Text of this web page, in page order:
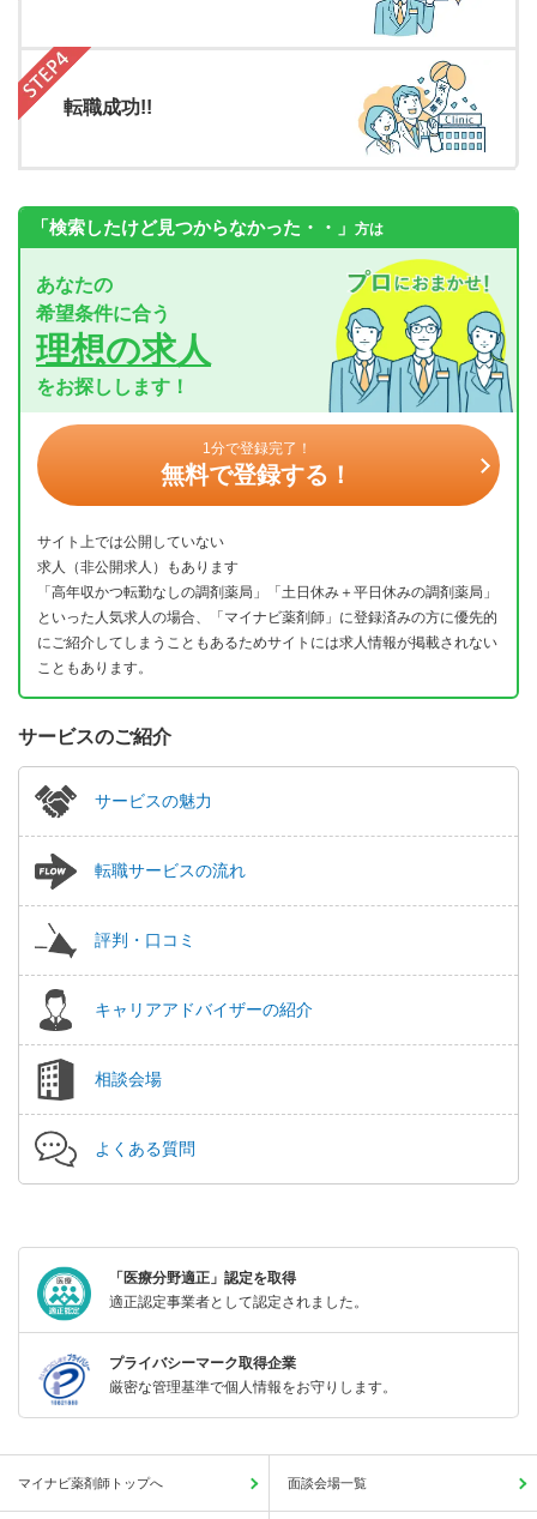
転職成功!!
「検索したけど見つからなかった・・」 方は
あなたの
希望条件に合う
理想の求人
をお探しします！
1分で登録完了！
無料で登録する！
サイト上では公開していない
求人（非公開求人）もあります
「高年収かつ転勤なしの調剤薬局」「土日休み＋平日休みの調剤薬局」
といった人気求人の場合、「マイナビ薬剤師」に登録済みの方に優先的
にご紹介してしまうこともあるためサイトには求人情報が掲載されない
こともあります。
サービスのご紹介
サービスの魅力
転職サービスの流れ
評判・口コミ
キャリアアドバイザーの紹介
相談会場
よくある質問
「医療分野適正」認定を取得
適正認定事業者として認定されました。
プライバシーマーク取得企業
厳密な管理基準で個人情報をお守りします。
マイナビ薬剤師トップへ 面談会場一覧